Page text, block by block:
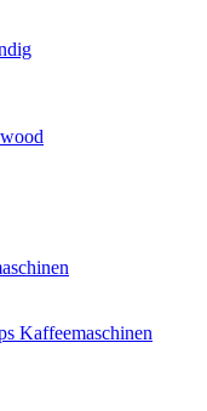
Kaffeemaschinen